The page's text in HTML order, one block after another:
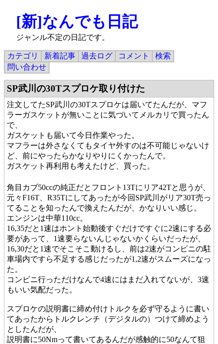
[新]なんでも日記
ジャンル不定の日記です。
カテゴリ 新着記事 過去ログ コメント
検索
問い合わせ
SP武川の30Tスプロケ取り付けた
注文してたSP武川の30Tスプロケは届いてたんだが、マフ
ラーガスケットが無いことに気づいてメルカリで買ったん
で、
ガスケットも届いて今日作業やった。
マフラーは外さなくてもタイヤ外すのは不可能じゃないけ
ど、前にやったらかなりやりにくかったんで。
ガスケット再利用も考えたけど、買った。
角目カブ50ccの純正だとフロント13Tにリア42Tと思うが、
元々F16T、R35Tにしてあったが今回SP武川がリア30T売っ
てることを知ったんで換えたんだが、かなりいい感じ。
エンジンは中華110cc。
16,35だと1速はホント始動後すぐだけですぐに2速にする必
要があって、1速要らないんじゃないかくらいだったが、
16,30だと1速でそこそこ動けるし、前は2速がコンビニの駐
車場内ですら不足する感じだったが1,2速がスムーズになっ
た。
コンビニ行っただけなんで4速にはまだ入れてないが、3速
もいい気配だった。
スプロケの説明書に締め付けトルクを必ず守るように書い
てあったからトルクレンチ（デジタルの）つけて締めよう
としたんだが、
説明書に50Nmって書いてあるんだが感触的に50なんて狙